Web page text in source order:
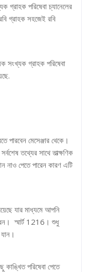
গ্রাহক পরিষেবা চ্যানেলের
গ্রাহক সহজেই রবি
সংখ্যক গ্রাহক পরিষেবা
পারবেন মেসেঞ্জার থেকে।
তথ্যের সাথে তাত্ক্ষণিক
নাও পেতে পারেন কারণ এটি
যার মাধ্যমে আপনি
স্মার্ট 1216। শুধু
পরিষেবা পেতে